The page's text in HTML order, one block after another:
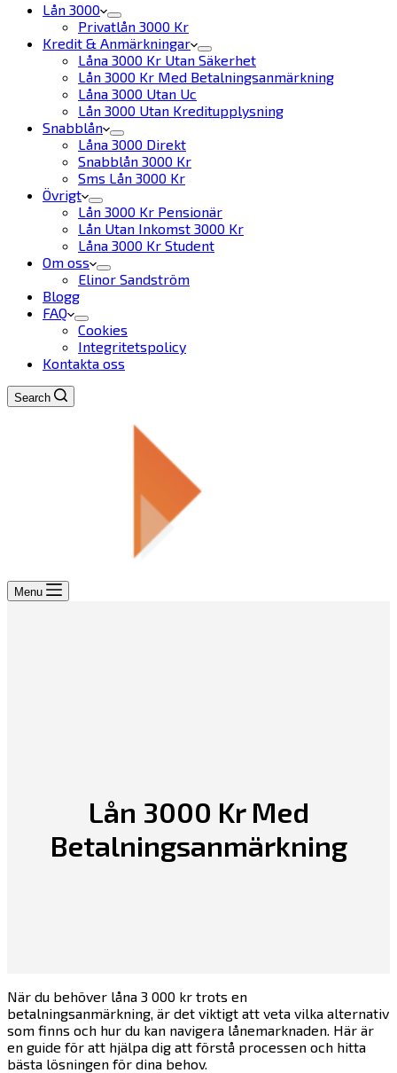
Lån 3000
Privatlån 3000 Kr
Kredit & Anmärkningar
Låna 3000 Kr Utan Säkerhet
Lån 3000 Kr Med Betalningsanmärkning
Låna 3000 Utan Uc
Lån 3000 Utan Kreditupplysning
Snabblån
Låna 3000 Direkt
Snabblån 3000 Kr
Sms Lån 3000 Kr
Övrigt
Lån 3000 Kr Pensionär
Lån Utan Inkomst 3000 Kr
Låna 3000 Kr Student
Om oss
Elinor Sandström
Blogg
FAQ
Cookies
Integritetspolicy
Kontakta oss
Search
Menu
Lån 3000 Kr Med
Betalningsanmärkning
När du behöver låna 3 000 kr trots en
betalningsanmärkning, är det viktigt att veta vilka alternativ
som finns och hur du kan navigera lånemarknaden. Här är
en guide för att hjälpa dig att förstå processen och hitta
bästa lösningen för dina behov.